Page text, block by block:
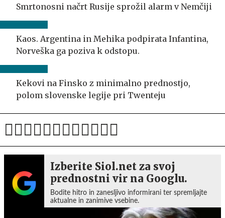
Smrtonosni načrt Rusije sprožil alarm v Nemčiji
Kaos. Argentina in Mehika podpirata Infantina,
Norveška ga poziva k odstopu.
Kekovi na Finsko z minimalno prednostjo,
polom slovenske legije pri Twenteju
Izberite Siol.net za svoj
prednostni vir na Googlu.
Bodite hitro in zanesljivo informirani ter spremljajte
aktualne in zanimive vsebine.